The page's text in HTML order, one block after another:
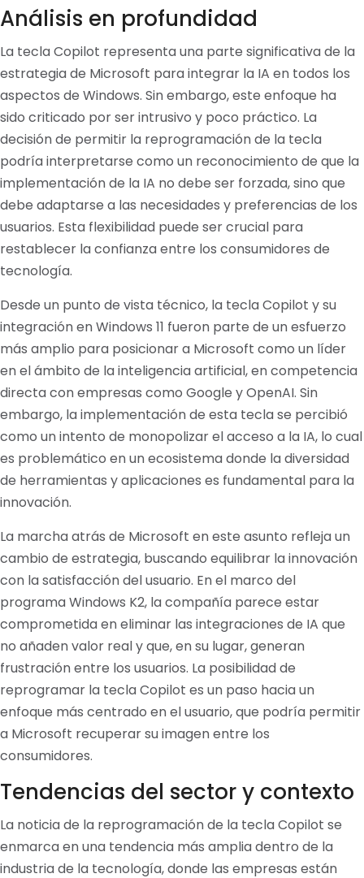
Análisis en profundidad
La tecla Copilot representa una parte significativa de la
estrategia de Microsoft para integrar la IA en todos los
aspectos de Windows. Sin embargo, este enfoque ha
sido criticado por ser intrusivo y poco práctico. La
decisión de permitir la reprogramación de la tecla
podría interpretarse como un reconocimiento de que la
implementación de la IA no debe ser forzada, sino que
debe adaptarse a las necesidades y preferencias de los
usuarios. Esta flexibilidad puede ser crucial para
restablecer la confianza entre los consumidores de
tecnología.
Desde un punto de vista técnico, la tecla Copilot y su
integración en Windows 11 fueron parte de un esfuerzo
más amplio para posicionar a Microsoft como un líder
en el ámbito de la inteligencia artificial, en competencia
directa con empresas como Google y OpenAI. Sin
embargo, la implementación de esta tecla se percibió
como un intento de monopolizar el acceso a la IA, lo cual
es problemático en un ecosistema donde la diversidad
de herramientas y aplicaciones es fundamental para la
innovación.
La marcha atrás de Microsoft en este asunto refleja un
cambio de estrategia, buscando equilibrar la innovación
con la satisfacción del usuario. En el marco del
programa Windows K2, la compañía parece estar
comprometida en eliminar las integraciones de IA que
no añaden valor real y que, en su lugar, generan
frustración entre los usuarios. La posibilidad de
reprogramar la tecla Copilot es un paso hacia un
enfoque más centrado en el usuario, que podría permitir
a Microsoft recuperar su imagen entre los
consumidores.
Tendencias del sector y contexto
La noticia de la reprogramación de la tecla Copilot se
enmarca en una tendencia más amplia dentro de la
industria de la tecnología, donde las empresas están